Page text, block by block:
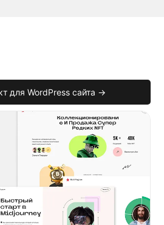
для WordPress сайта →